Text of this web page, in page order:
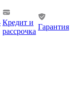
Кредит и
рассрочка
Гарантия